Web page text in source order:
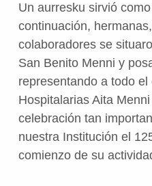
Un aurresku sirvió
continuación,
colaboradores se
San Benito Menni y
representando a todo
Hospitalarias Aita
celebración tan
nuestra Institución el
comienzo de su